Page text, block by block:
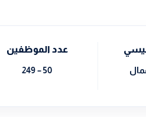
عدد الموظفين
50 – 249